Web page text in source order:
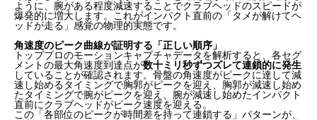
ように、腕がある程度減速することでクラブヘッドのスピードが
爆発的に増大します。これがインパクト直前の「タメが解けてヘ
ッドが走る」感覚の物理的実態です。
角速度のピーク曲線が証明する「正しい順序」
トッププロのモーションキャプチャデータを解析すると、各セグ
メントの最大角速度到達点が数十ミリ秒ずつズレて連鎖的に発生
していることが確認されます。骨盤の角速度がピークに達して減
速し始めるタイミングで胸郭がピークを迎え、胸郭が減速し始め
たタイミングで腕がピークを迎え、腕が減速し始めたインパクト
直前にクラブヘッドがピーク速度を迎える。
この「各部位のピークが時間差を持って連鎖する」パターンが、